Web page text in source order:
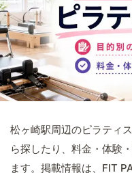
松ヶ崎駅周辺のピラティ
ら探したり、料金・体験
ます。掲載情報は、FIT